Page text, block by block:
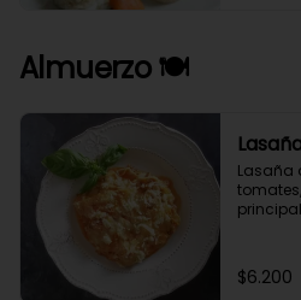
Almuerzo 🍽️
Lasaña
$6.200